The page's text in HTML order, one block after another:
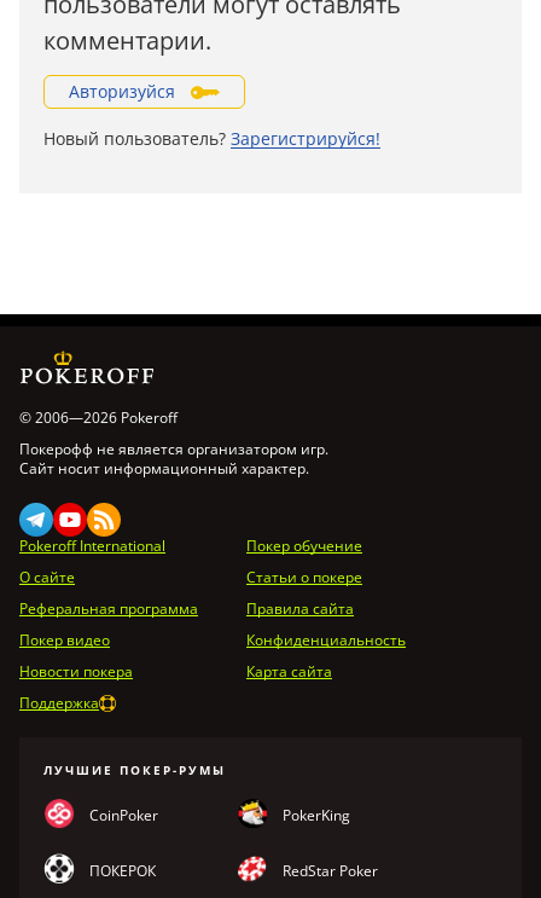
комментарии.
Авторизуйся
Новый пользователь? Зарегистрируйся!
© 2006—2026 Pokeroff
Покерофф не является организатором игр.
Сайт носит информационный характер.
Pokeroff International
Покер обучение
О сайте
Статьи о покере
Реферальная программа
Правила сайта
Покер видео
Конфиденциальность
Новости покера
Карта сайта
Поддержка
ЛУЧШИЕ ПОКЕР-РУМЫ
CoinPoker PokerKing
ПОКЕРОК RedStar Poker